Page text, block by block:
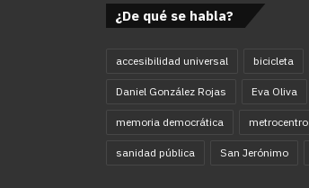
¿De qué se habla?
accesibilidad universal bicicleta
Daniel González Rojas Eva Oliva
memoria democrática metrocentro
sanidad pública San Jerónimo